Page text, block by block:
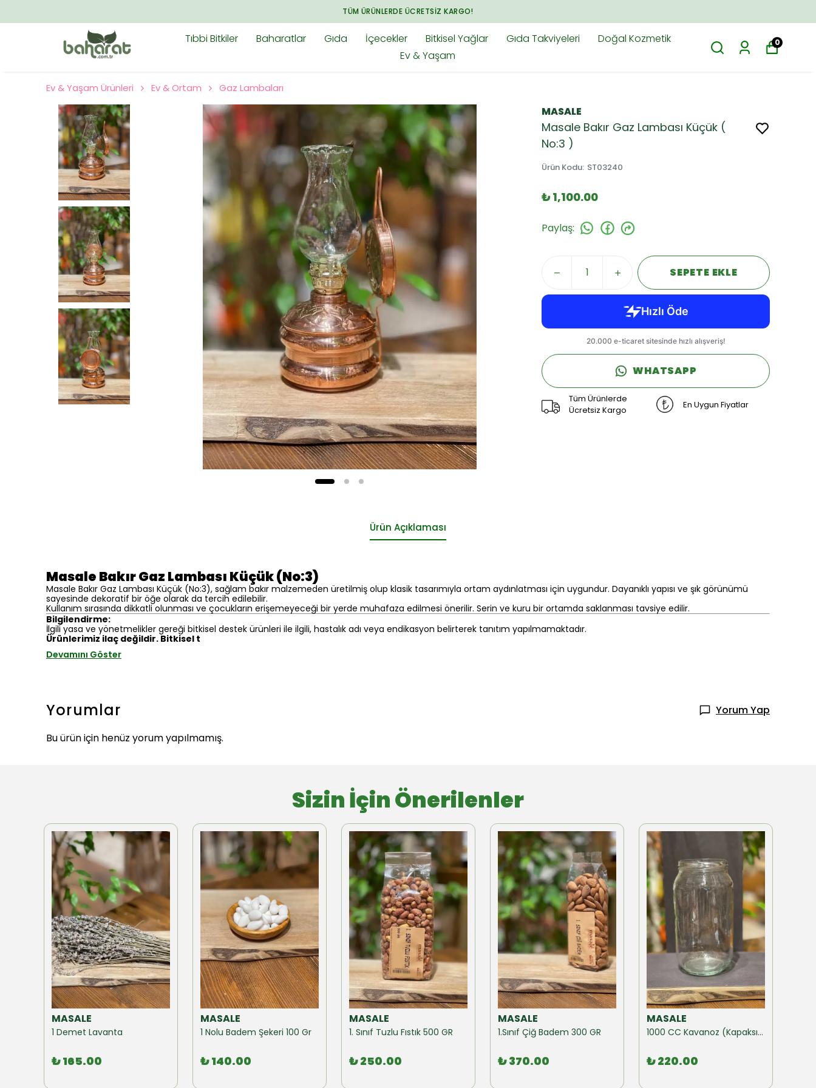
TÜM ÜRÜNLERDE ÜCRETSIZ KARGO!
Tıbbi Bitkiler Baharatlar Gıda İçecekler Bitkisel Yağlar Gıda Takviyeleri
Doğal Kozmetik
Ev & Yaşam
0
Ev & Yaşam Ürünleri Ev & Ortam Gaz Lambaları
MASALE
Masale Bakır Gaz Lambası Küçük (
No:3 )
Ürün Kodu: ST03240
₺ 1,100.00
Paylaş:
SEPETE EKLE
WHATSAPP
Tüm Ürünlerde
Ücretsiz Kargo
En Uygun Fiyatlar
Ürün Açıklaması
Masale Bakır Gaz Lambası Küçük (No:3)
Masale Bakır Gaz Lambası Küçük (No:3), sağlam bakır malzemeden üretilmiş olup klasik tasarımıyla ortam aydınlatması için uygundur. Dayanıklı yapısı ve şık görünümü
sayesinde dekoratif bir öğe olarak da tercih edilebilir.
Kullanım sırasında dikkatli olunması ve çocukların erişemeyeceği bir yerde muhafaza edilmesi önerilir. Serin ve kuru bir ortamda saklanması tavsiye edilir.
Bilgilendirme:
İlgili yasa ve yönetmelikler gereği bitkisel destek ürünleri ile ilgili, hastalık adı veya endikasyon belirterek tanıtım yapılmamaktadır.
Ürünlerimiz ilaç değildir. Bitkisel t
Devamını Göster
Yorumlar
Yorum Yap
Bu ürün için henüz yorum yapılmamış.
Sizin İçin Önerilenler
MASALE
1 Demet Lavanta
₺ 165.00
MASALE
1 Nolu Badem Şekeri 100 Gr
₺ 140.00
MASALE
1. Sınıf Tuzlu Fıstık 500 GR
₺ 250.00
MASALE
1.Sınıf Çiğ Badem 300 GR
₺ 370.00
MASALE
1000 CC Kavanoz (Kapaksız) 10 Adet
₺ 220.00